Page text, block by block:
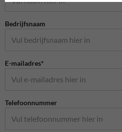
Bedrijfsnaam
E-mailadres*
Telefoonnummer